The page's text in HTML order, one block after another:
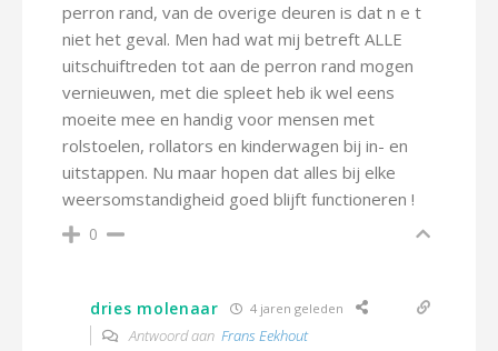
perron rand, van de overige deuren is dat n e t
niet het geval. Men had wat mij betreft ALLE
uitschuiftreden tot aan de perron rand mogen
vernieuwen, met die spleet heb ik wel eens
moeite mee en handig voor mensen met
rolstoelen, rollators en kinderwagen bij in- en
uitstappen. Nu maar hopen dat alles bij elke
weersomstandigheid goed blijft functioneren !
0
dries molenaar 4 jaren geleden
Antwoord aan Frans Eekhout